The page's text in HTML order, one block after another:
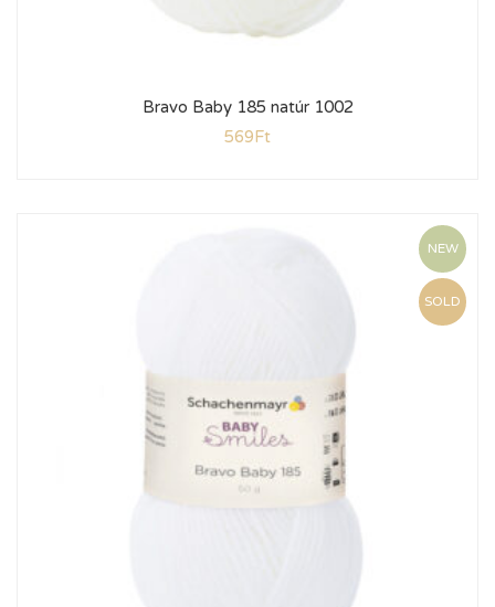
Bravo Baby 185 natúr 1002
569Ft
NEW
SOLD